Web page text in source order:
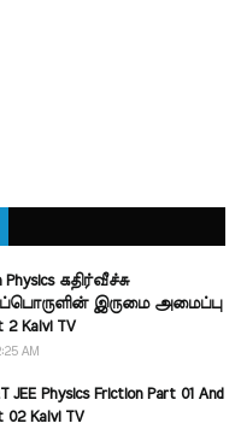
Physics கதிர்வீச்சு
இருமை அமைப்பு
2 Kalvi TV
AM
JEE Physics Friction Part 01 And
02 Kalvi TV